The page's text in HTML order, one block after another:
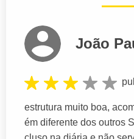
João
estrutura muito boa,
ém diferente dos outros